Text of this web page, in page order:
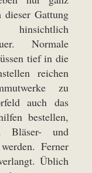
Gattung
Normale
tief in die
reichen
zu
auch das
bestellen,
Bläser- und
Ferner
Üblich